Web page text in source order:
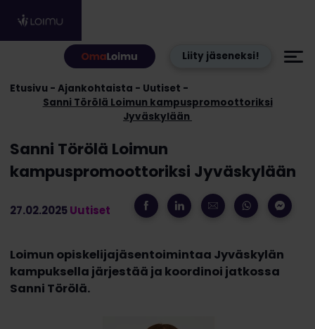
Liity jäseneksi!
Etusivu Ajankohtaista
Uutiset
Sanni Törölä Loimun kampuspromoottoriksi
Jyväskylään
Sanni Törölä Loimun
kampuspromoottoriksi Jyväskylään
27.02.2025Uutiset
Loimun opiskelijajäsentoimintaa Jyväskylän
kampuksella järjestää ja koordinoi jatkossa
Sanni Törölä.